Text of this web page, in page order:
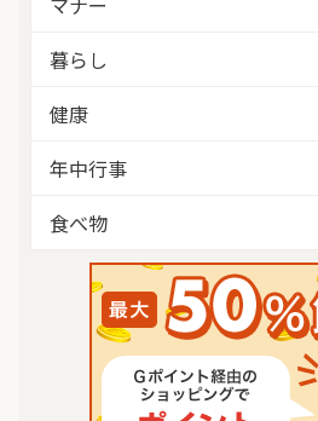
暮らし
健康
年中行事
食べ物